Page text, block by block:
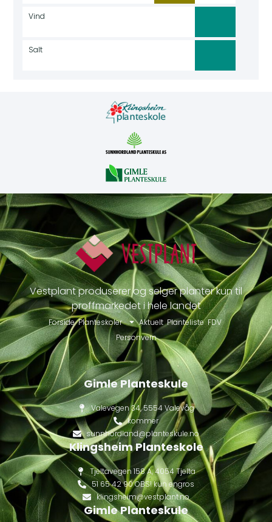
Vind
Salt
Vestplant produserer og selger planter kun til
proffmarkedet i hele landet
Forside Planteskoler Aktuelt Planteliste FDV
Personvern
Gimle Planteskule
Valevegen 34, 5554 Valevåg
kommer
sunnhordland@planteskule.no
Klingsheim Planteskole
Tjeltavegen 158 A, 4054 Tjelta
51 65 42 90 OBS! kun engros
klingsheim@vestplant.no
Gimle Planteskule